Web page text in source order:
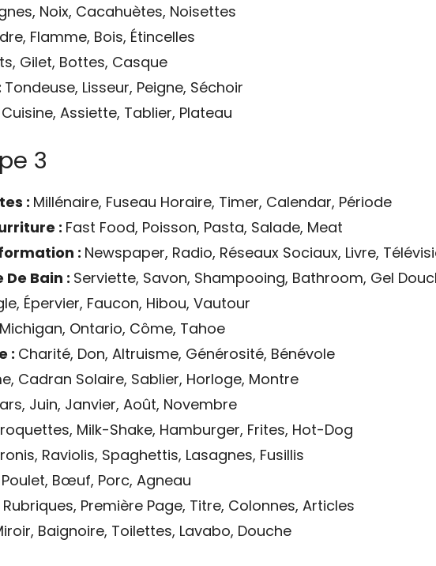
Noix, Cacahuètes, Noisettes
Flamme, Bois, Étincelles
Gilet, Bottes, Casque
Tondeuse, Lisseur, Peigne, Séchoir
Cuisine, Assiette, Tablier, Plateau
3
: Millénaire, Fuseau Horaire, Timer, Calendar, Période
: Fast Food, Poisson, Pasta, Salade, Meat
: Newspaper, Radio, Réseaux Sociaux, Livre,
De Bain : Serviette, Savon, Shampooing, Bathroom, Gel
Épervier, Faucon, Hibou, Vautour
Ontario, Côme, Tahoe
: Charité, Don, Altruisme, Générosité, Bénévole
Cadran Solaire, Sablier, Horloge, Montre
Juin, Janvier, Août, Novembre
Milk-Shake, Hamburger, Frites, Hot-Dog
Raviolis, Spaghettis, Lasagnes, Fusillis
Poulet, Bœuf, Porc, Agneau
Rubriques, Première Page, Titre, Colonnes, Articles
Baignoire, Toilettes, Lavabo, Douche